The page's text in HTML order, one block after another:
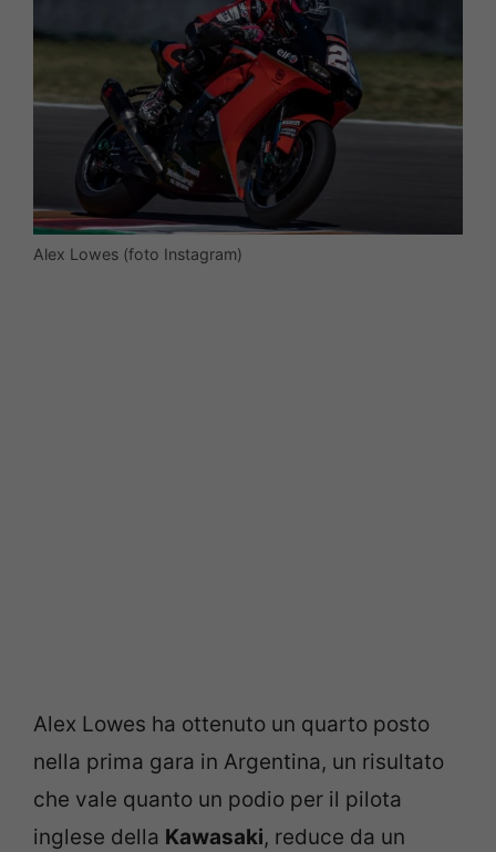
Alex Lowes (foto Instagram)
Alex Lowes ha ottenuto un quarto posto
nella prima gara in Argentina, un risultato
che vale quanto un podio per il pilota
inglese della Kawasaki, reduce da un